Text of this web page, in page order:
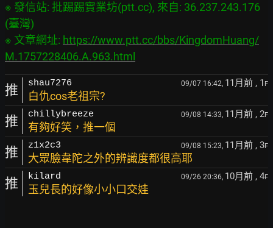
※ 發信站: 批踢踢實業坊(ptt.cc), 來自: 36.237.243.176
(臺灣)
※ 文章網址: https://www.ptt.cc/bbs/KingdomHuang/
M.1757228406.A.963.html
推 shau7276 09/07 16:42, 11月前 , 1 F
白仇cos老祖宗?
推 chillybreeze 09/08 14:33, 11月前 , 2F
有夠好笑，推一個
推 z1x2c3 09/08 15:23, 11月前 , 3F
大眾臉韋陀之外的辨識度都很高耶
推 kilard 09/26 20:36, 10月前 , 4F
玉兒長的好像小小口交娃